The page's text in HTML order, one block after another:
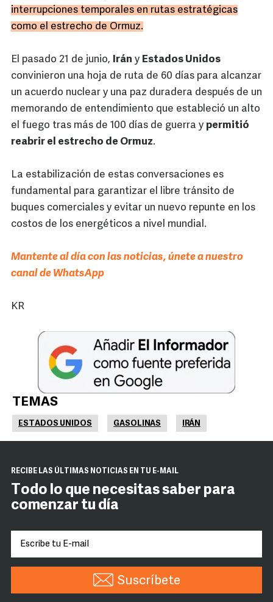
interrupciones temporales en rutas estratégicas
como el estrecho de Ormuz.
El pasado 21 de junio, Irán y Estados Unidos
convinieron una hoja de ruta de 60 días para alcanzar
un acuerdo nuclear y una paz duradera después de un
memorando de entendimiento que estableció un alto
el fuego tras más de 100 días de guerra y permitió
reabrir el estrecho de Ormuz.
La estabilización de estas conversaciones es
fundamental para garantizar el libre tránsito de
buques comerciales y evitar un nuevo repunte en los
costos de los energéticos a nivel mundial.
Mantente al día con las noticias, únete a nuestro
canal de WhatsApp
KR
TEMAS
ESTADOS UNIDOS GASOLINAS IRÁN
RECIBE LAS ÚLTIMAS NOTICIAS EN TU E-MAIL
Todo lo que necesitas saber para
comenzar tu día
Suscríbete